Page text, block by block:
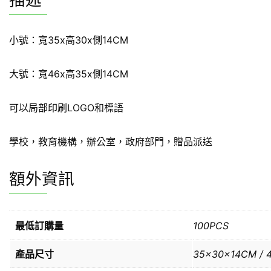
小號：寬35x高30x側14CM
大號：寬46x高35x側14CM
可以局部印刷LOGO和標語
學校，教育機構，辦公室，政府部門，贈品派送
額外資訊
最低訂購量 100PCS
產品尺寸 35x30x14CM /